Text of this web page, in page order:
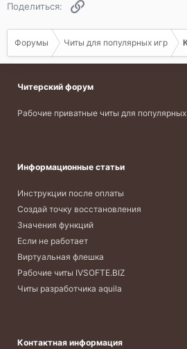
Поделиться:
Форумы Читы для популярных игр
Читерский форум
Рабочие приватные читы для
Информационные статьи
Инструкции после оплаты
Создай точку восстановления
Значения функций
Если не работает
Виртуальная флешка
Рабочие читы IVSOFTE.BIZ
Читы разработчика aquila
Контактная информация